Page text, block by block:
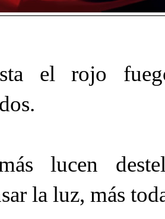
el rojo
lucen
la luz, más